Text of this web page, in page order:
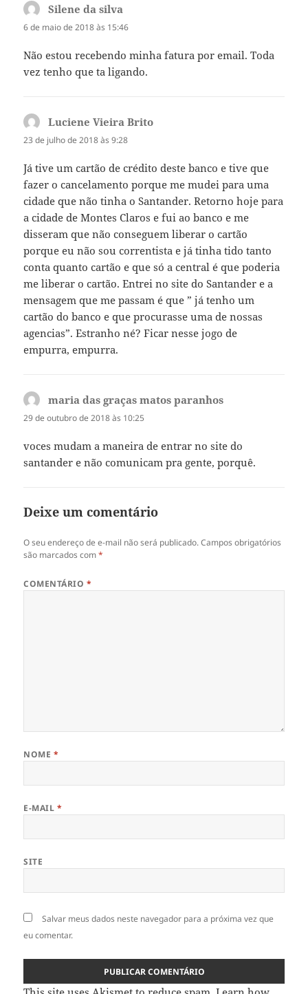
Silene da silva
6 de maio de 2018 às 15:46
Não estou recebendo minha fatura por email. Toda
vez tenho que ta ligando.
Luciene Vieira Brito
23 de julho de 2018 às 9:28
Já tive um cartão de crédito deste banco e tive que
fazer o cancelamento porque me mudei para uma
cidade que não tinha o Santander. Retorno hoje para
a cidade de Montes Claros e fui ao banco e me
disseram que não conseguem liberar o cartão
porque eu não sou correntista e já tinha tido tanto
conta quanto cartão e que só a central é que poderia
me liberar o cartão. Entrei no site do Santander e a
mensagem que me passam é que ” já tenho um
cartão do banco e que procurasse uma de nossas
agencias”. Estranho né? Ficar nesse jogo de
empurra, empurra.
maria das graças matos paranhos
29 de outubro de 2018 às 10:25
voces mudam a maneira de entrar no site do
santander e não comunicam pra gente, porquê.
Deixe um comentário
O seu endereço de e-mail não será publicado. Campos obrigatórios
são marcados com*
COMENTÁRIO *
NOME *
E-MAIL *
SITE
Salvar meus dados neste navegador para a próxima vez que
eu comentar.